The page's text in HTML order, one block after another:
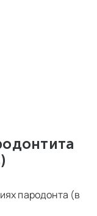
пародонта (в